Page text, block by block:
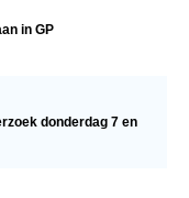
in GP
donderdag 7 en